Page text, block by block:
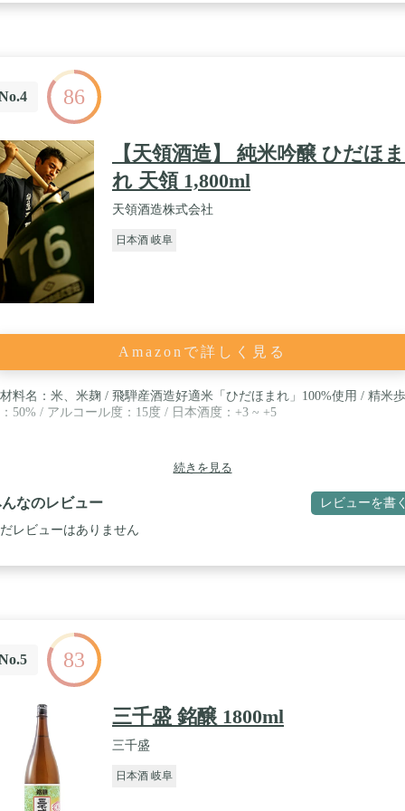
86
【天領酒造】 純米吟醸 ひだほま
れ 天領 1,800ml
天領酒造株式会社
日本酒 岐阜
Amazonで詳しく見る
料名：米、米麹 / 飛騨産酒造好適米「ひだほまれ」100%使用 / 精米歩
50% / アルコール度：15度 / 日本酒度：+3 ~ +5
続きを見る
なのレビュー レビューを書
レビューはありません
83
三千盛 銘醸 1800ml
三千盛
日本酒 岐阜